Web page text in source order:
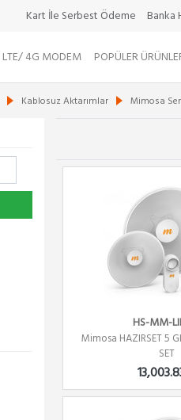
Kart İle Serbest Ödeme Banka
LTE/ 4G MODEM POPÜLER
Kablosuz Aktarımlar Mimosa
HS-MM-
Mimosa HAZIRSET 5
SET